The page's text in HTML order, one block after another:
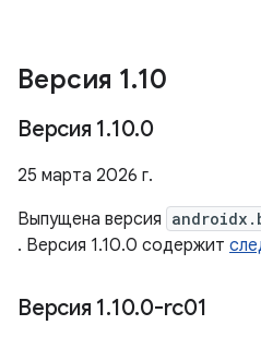
Версия 1.10
Версия 1.10.0
25 марта 2026 г.
Выпущена версия
. Версия 1.10.0 содержит
Версия 1.10.0-rc01